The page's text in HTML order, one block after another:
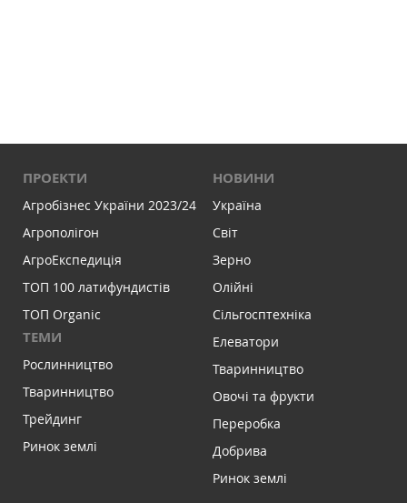
ПРОЕКТИ
Агробізнес України 2023/24
Агрополігон
АгроЕкспедиція
ТОП 100 латифундистів
ТОП Organic
ТЕМИ
Рослинництво
Тваринництво
Трейдинг
Ринок землі
НОВИНИ
Україна
Світ
Зерно
Олійні
Сільгосптехніка
Елеватори
Тваринництво
Овочі та фрукти
Переробка
Добрива
Ринок землі